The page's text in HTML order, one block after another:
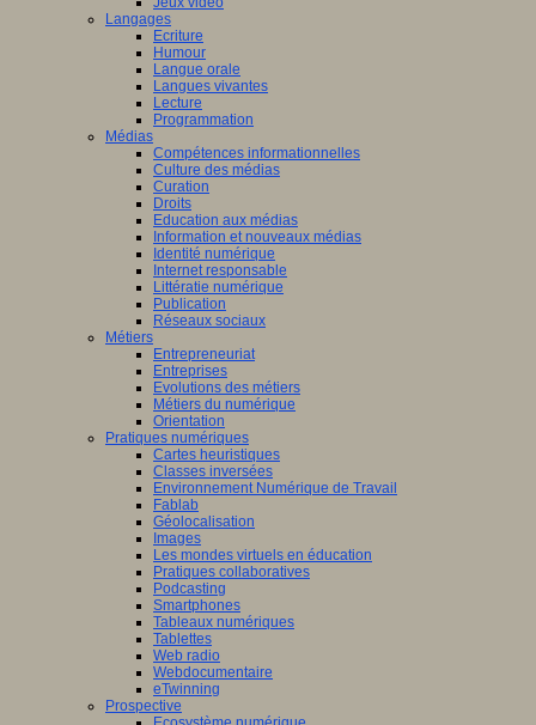
Langages
Ecriture
Humour
Langue orale
Langues vivantes
Lecture
Programmation
Médias
Compétences informationnelles
Culture des médias
Curation
Droits
Education aux médias
Information et nouveaux médias
Identité numérique
Internet responsable
Littératie numérique
Publication
Réseaux sociaux
Métiers
Entrepreneuriat
Entreprises
Evolutions des métiers
Métiers du numérique
Orientation
Pratiques numériques
Cartes heuristiques
Classes inversées
Environnement Numérique de Travail
Fablab
Géolocalisation
Images
Les mondes virtuels en éducation
Pratiques collaboratives
Podcasting
Smartphones
Tableaux numériques
Tablettes
Web radio
Webdocumentaire
eTwinning
Prospective